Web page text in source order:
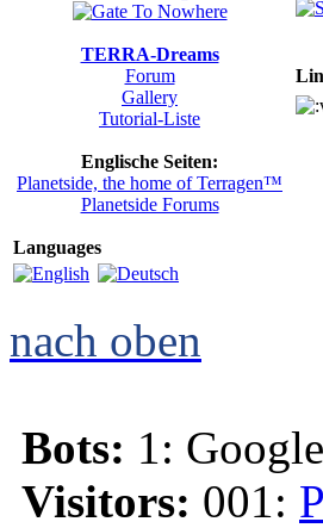
TERRA-Dreams
Forum
Gallery
Tutorial-Liste
Englische Seiten:
Planetside, the home of Terragen™
Planetside Forums
Languages
nach oben
Bots: 1:
Visitors: 001: